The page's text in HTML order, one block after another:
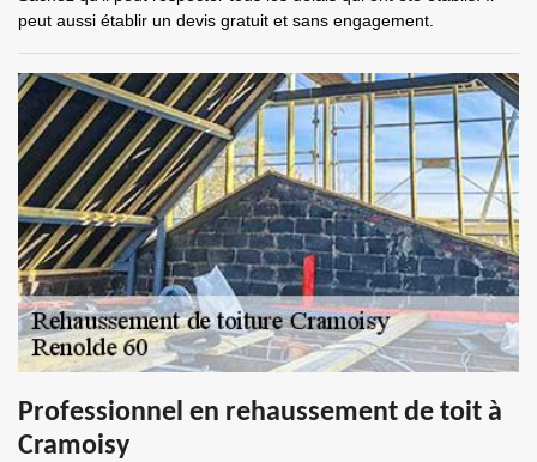
peut aussi établir un devis gratuit et sans engagement.
Professionnel en rehaussement de toit à
Cramoisy